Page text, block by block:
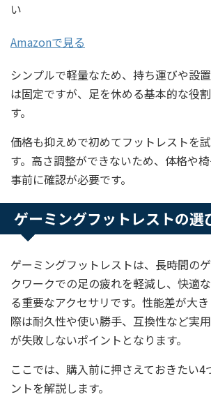
い
Amazonで見る
シンプルで軽量なため、持ち運びや設
は固定ですが、足を休める基本的な役
す。
価格も抑えめで初めてフットレストを
す。高さ調整ができないため、体格や
事前に確認が必要です。
ゲーミングフットレストの選
ゲーミングフットレストは、長時間の
クワークでの足の疲れを軽減し、快適
る重要なアクセサリです。性能差が大
際は耐久性や使い勝手、互換性など実
が失敗しないポイントとなります。
ここでは、購入前に押さえておきたい4
ントを解説します。